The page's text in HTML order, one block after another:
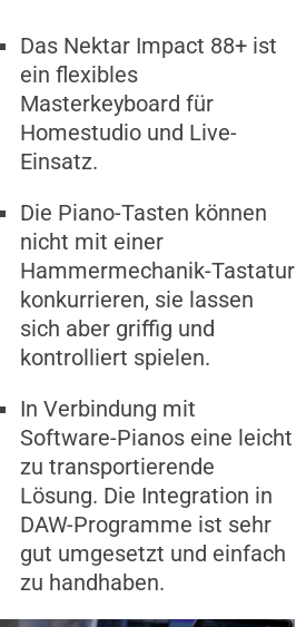
Das Nektar Impact 88+ ist
ein flexibles
Masterkeyboard für
Homestudio und Live-
Einsatz.
Die Piano-Tasten können
nicht mit einer
Hammermechanik-Tastatur
konkurrieren, sie lassen
sich aber griffig und
kontrolliert spielen.
In Verbindung mit
Software-Pianos eine leicht
zu transportierende
Lösung. Die Integration in
DAW-Programme ist sehr
gut umgesetzt und einfach
zu handhaben.